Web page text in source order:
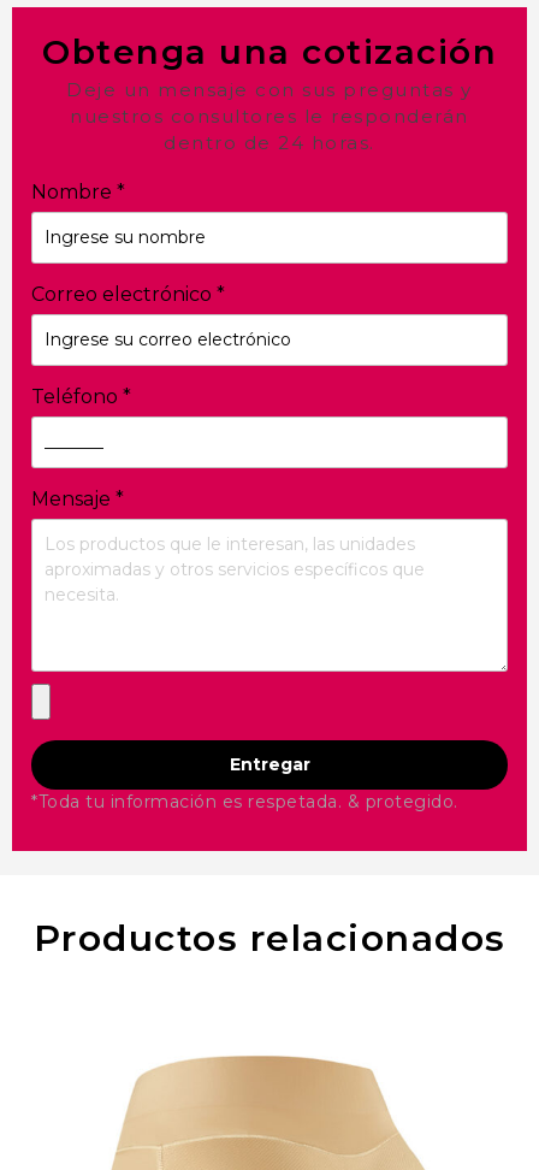
Obtenga una cotización
Deje un mensaje con sus preguntas y
nuestros consultores le responderán
dentro de 24 horas.
Nombre *
Correo electrónico *
Teléfono *
Mensaje *
Entregar
*Toda tu información es respetada. & protegido.
Productos relacionados